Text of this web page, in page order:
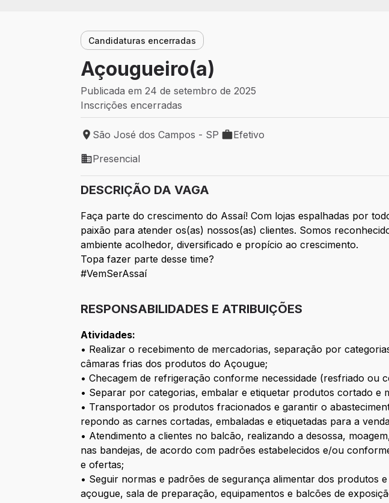
Candidaturas encerradas
Açougueiro(a)
Publicada em 24 de setembro de 2025
Inscrições encerradas
Local de trabalho: São José dos Campos - SP
São José dos Campos - SP
Tipo de vaga: Efetivo
Efetivo
Modelo de trabalho: Presencial
Presencial
DESCRIÇÃO DA VAGA
Faça parte do crescimento do Assaí! Com lojas espalhadas por
paixão para atender os(as) nossos(as) clientes. Somos
ambiente acolhedor, diversificado e propício ao crescimento.
Topa fazer parte desse time?
#VemSerAssaí
RESPONSABILIDADES E ATRIBUIÇÕES
Atividades:
• Realizar o recebimento de mercadorias, separação por
câmaras frias dos produtos do Açougue;
• Checagem de refrigeração conforme necessidade (resfriado ou
• Separar por categorias, embalar e etiquetar produtos cortado e
• Transportador os produtos fracionados e garantir o
repondo as carnes cortadas, embaladas e etiquetadas para a
• Atendimento a clientes no balcão, realizando a desossa,
nas bandejas, de acordo com padrões estabelecidos e/ou
e ofertas;
• Seguir normas e padrões de segurança alimentar dos produtos
açougue, sala de preparação, equipamentos e balcões de